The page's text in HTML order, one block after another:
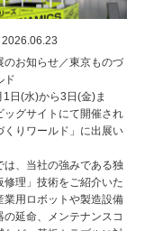
2026.06.23
のお知らせ／東京ものづ
ド
日(水)から3日(金)ま
ッグサイトにて開催され
くりワールド」に出展い
は、当社の強みである独
修理」技術をご紹介いた
業用ロボットや製造設備
の延命、メンテナンスコ